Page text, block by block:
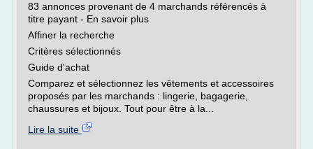
83 annonces provenant de 4 marchands référencés à
titre payant - En savoir plus
Affiner la recherche
Critères sélectionnés
Guide d'achat
Comparez et sélectionnez les vêtements et accessoires
proposés par les marchands : lingerie, bagagerie,
chaussures et bijoux. Tout pour être à la...
Lire la suite